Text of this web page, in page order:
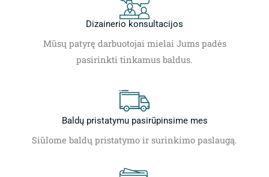
Dizainerio konsultacijos
Mūsų patyrę darbuotojai mielai Jums padės
pasirinkti tinkamus baldus.
Baldų pristatymu pasirūpinsime mes
Siūlome baldų pristatymo ir surinkimo paslaugą.